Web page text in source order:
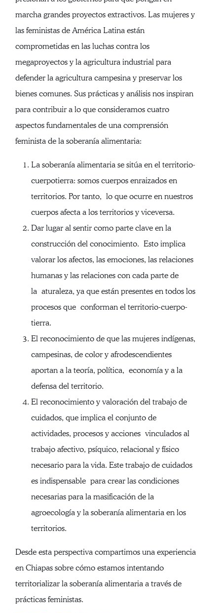
marcha grandes proyectos extractivos. Las mujeres y
las feministas de América Latina están
comprometidas en las luchas contra los
megaproyectos y la agricultura industrial para
defender la agricultura campesina y preservar los
bienes comunes. Sus prácticas y análisis nos inspiran
para contribuir a lo que consideramos cuatro
aspectos fundamentales de una comprensión
feminista de la soberanía alimentaria:
La soberanía alimentaria se sitúa en el territorio-
cuerpotierra: somos cuerpos enraizados en
territorios. Por tanto, lo que ocurre en nuestros
cuerpos afecta a los territorios y viceversa.
Dar lugar al sentir como parte clave en la
construcción del conocimiento. Esto implica
valorar los afectos, las emociones, las relaciones
humanas y las relaciones con cada parte de
la aturaleza, ya que están presentes en todos los
procesos que conforman el territorio-cuerpo-
tierra.
El reconocimiento de que las mujeres indígenas,
campesinas, de color y afrodescendientes
aportan a la teoría, política, economía y a la
defensa del territorio.
El reconocimiento y valoración del trabajo de
cuidados, que implica el conjunto de
actividades, procesos y acciones vinculados al
trabajo afectivo, psíquico, relacional y físico
necesario para la vida. Este trabajo de cuidados
es indispensable para crear las condiciones
necesarias para la masificación de la
agroecología y la soberanía alimentaria en los
territorios.
Desde esta perspectiva compartimos una experiencia
en Chiapas sobre cómo estamos intentando
territorializar la soberanía alimentaria a través de
prácticas feministas.